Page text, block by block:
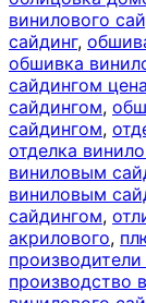
винилового
сайдинг,
обшивка
сайдингом цена
сайдингом,
сайдингом,
отделка
виниловым
виниловым
сайдингом,
акрилового,
производство